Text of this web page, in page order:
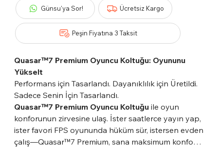
Günsu'ya Sor!
Peşin Fiyatına 3 Taksit
Ücretsiz Kargo
Quasar™7 Premium Oyuncu Koltuğu: Oyununu
Yükselt
Performans için Tasarlandı. Dayanıklılık için Üretildi.
Sadece Senin İçin Tasarlandı.
Quasar™7 Premium Oyuncu Koltuğu ile oyun
konforunun zirvesine ulaş. İster saatlerce yayın yap,
ister favori FPS oyununda hüküm sür, istersen evden
çalış—Quasar™7 Premium, sana maksimum konfor